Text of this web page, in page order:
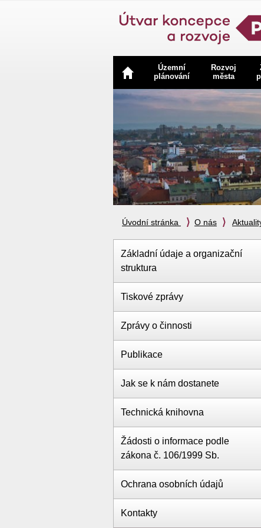
NavigaceÚzemní
plánování
Rozvoj
města
Úvodní stránka O nás
Základní údaje a organizační
struktura
Tiskové zprávy
Zprávy o činnosti
Publikace
Jak se k nám dostanete
Technická knihovna
Žádosti o informace podle
zákona č. 106/1999 Sb.
Ochrana osobních údajů
Kontakty